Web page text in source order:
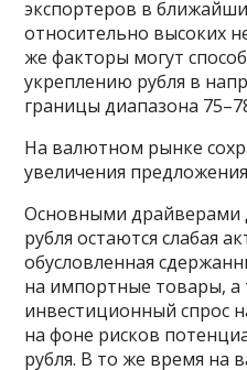
экспортеров в
относительно высоких
же факторы могут
укреплению рубля в
границы диапазона
На валютном рынке
увеличения
Основными драйверами
рубля остаются слабая
обусловленная
на импортные товары, а
инвестиционный спрос
на фоне рисков
рубля. В то же время на